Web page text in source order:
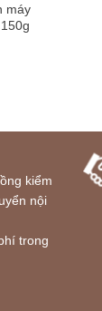
máy
kiểm
nội
trong